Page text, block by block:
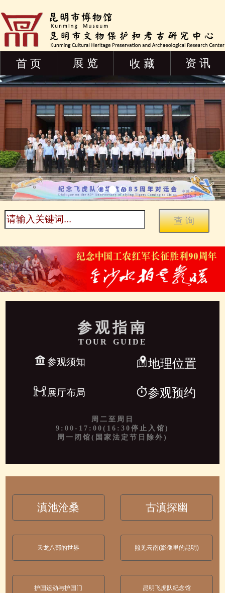
首 页 展 览 收 藏 资 讯
参观指南
TOUR GUIDE
参观须知 地理位置
展厅布局 参观预约
周二至周日
9:00-17:00(16:30停止入馆)
周一闭馆(国家法定节日除外)
滇池沧桑 古滇探幽
天龙八部的世界 照见云南(影像里的昆明)
护国运动与护国门 昆明飞虎队纪念馆